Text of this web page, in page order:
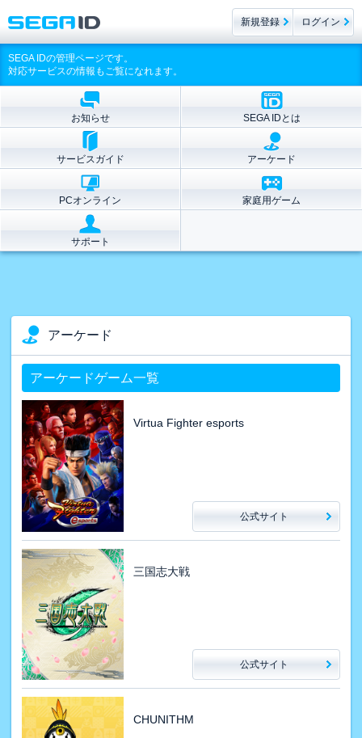
SEGA IDの管理ページです。
対応サービスの情報もご覧になれます。
お知らせ SEGA IDとは
サービスガイド アーケード
PCオンライン 家庭用ゲーム
サポート
アーケード
アーケードゲーム一覧
Virtua Fighter esports
公式サイト
三国志大戦
公式サイト
CHUNITHM
新規登録 ログイン